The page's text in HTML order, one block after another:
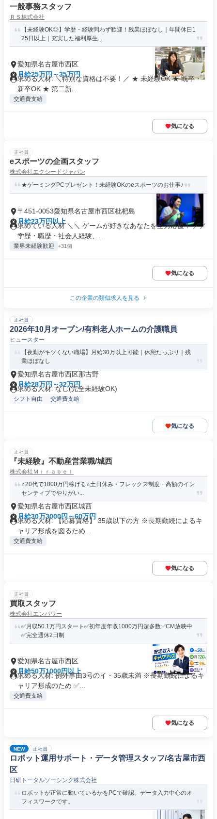
一般事務スタッフ
ＲＳ株式会社
【未経験OK◎】学歴・経験問わず歓迎！残業ほぼなし｜年間休日1
25日以上｜充実した福利厚生...
愛知県名古屋市西区
月給25万円～35万円
求める人材: ＼特別な資格は不要！／ ★ 未経験OK ★ 既卒・
新卒OK ★ 第二新...
交通費支給
気になる
正社員
eスポーツの企画スタッフ
株式会社エクシードジャパン
★ゲーミングPCプレゼント！未経験OKのeスポーツのお仕事♪
〒451-0053愛知県名古屋市西区枇杷島
月給23万円以上
求めている人材 ＼＼ ゲームが好きなあなたを全力応援！ ／／
学歴・職歴・社会人経験、...
業界未経験歓迎 +31個
気になる
この企業の類似求人を見る
正社員
2026年10月オープン/有料老人ホームの介護職員
ヒュースター
【夜勤がキツくない職場】月給30万以上可能｜休憩たっぷり｜残
業ほぼなし
愛知県名古屋市西区那古野
月給28万円～32万円
求める人材: なし(完全未経験OK)
シフト自由 交通費支給
気になる
正社員
『未経験』不動産営業職/城西
株式会社Ｍｉｒａｂｅｌ
⭐️20代で1000万円稼げる⭐️土日休み・フレックス制度・高額のイン
センティブでやりがい...
愛知県名古屋市西区城西
月給30万3000円～60万円
求める人材: 【応募資格】 35歳以下の方 ※長期勤続によるキ
ャリア形成を図るため...
交通費支給
気になる
正社員
買取スタッフ
株式会社エンパワー
✅月収50.1万円スタート✅初年度年収1000万円超多数✅CM放映中
✅完全週休2日制
愛知県名古屋市西区
月給50万1000円以上
求める人材: 例外事由3号のイ・35歳未満 ※長期勤続によるキ
ャリア形成のため ✅...
交通費支給
気になる
NEW 正社員
ロボット運用サポート・データ管理スタッフ/名古屋市西
区
日研トータルソーシング株式会社
ロボットが正常に動いているかをPCで確認。データ入力中心のオ
フィスワークです。